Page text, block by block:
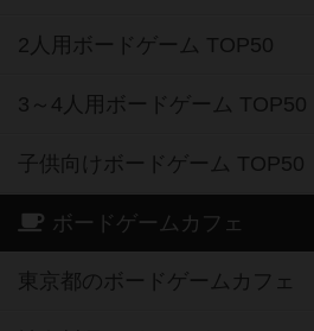
2人用ボードゲーム TOP50
3～4人用ボードゲーム TOP50
子供向けボードゲーム TOP50
ボードゲームカフェ
東京都のボードゲームカフェ